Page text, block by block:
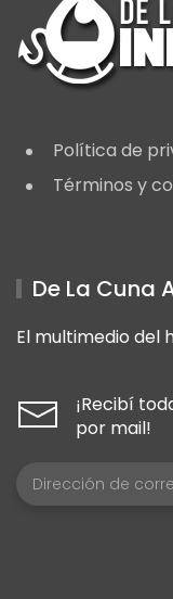
Política de
Términos y
De La Cuna
El multimedio del
¡Recibí
por mail!